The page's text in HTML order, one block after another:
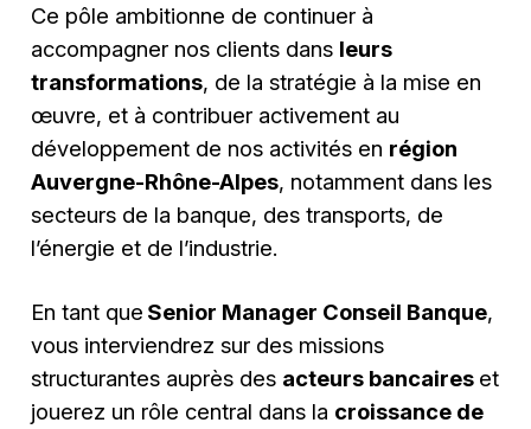
Ce pôle ambitionne de continuer à
accompagner nos clients dans leurs
transformations, de la stratégie à la mise en
œuvre, et à contribuer activement au
développement de nos activités en région
Auvergne-Rhône-Alpes, notamment dans les
secteurs de la banque, des transports, de
l’énergie et de l’industrie.
En tant que Senior Manager Conseil Banque,
vous interviendrez sur des missions
structurantes auprès des acteurs bancaires et
jouerez un rôle central dans la croissance de